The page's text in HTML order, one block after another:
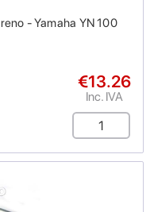
- Yamaha YN 100
€13.26
Inc. IVA